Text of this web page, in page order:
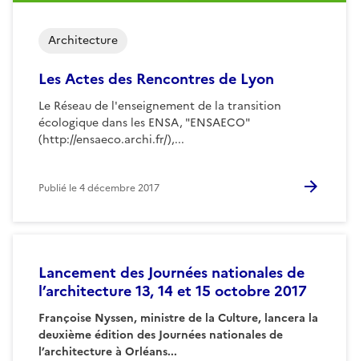
Les Actes des Rencontres de Lyon
Le Réseau de l'enseignement de la transition
écologique dans les ENSA, "ENSAECO"
(http://ensaeco.archi.fr/),...
Architecture
Publié le4 décembre 2017
Lancement des Journées nationales de
l’architecture 13, 14 et 15 octobre 2017
Françoise Nyssen, ministre de la Culture, lancera la
deuxième édition des Journées nationales de
l’architecture à Orléans...